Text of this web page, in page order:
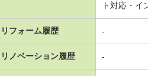
ト対応・イ
リフォーム履歴 -
リノベーション履歴 -